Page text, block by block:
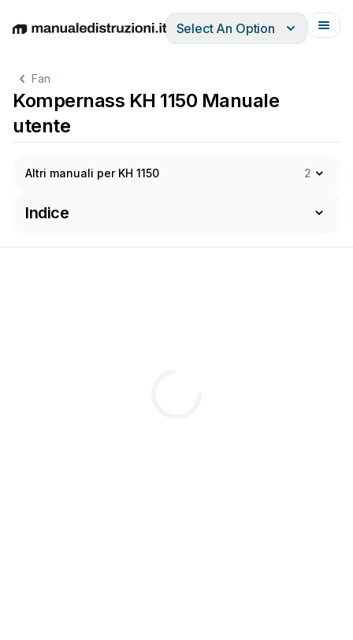
EnglishDeutschEspañolItalianoFrançais
Select An Option
Fan
Kompernass KH 1150 Manuale
utente
Altri manuali per KH 1150 2
Indice